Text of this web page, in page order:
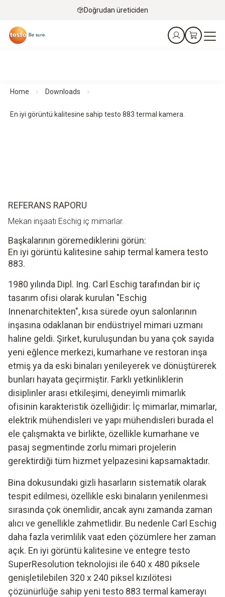
Doğrudan üreticiden
Home Downloads
En iyi görüntü kalitesine sahip testo 883 termal kamera.
REFERANS RAPORU
Mekan inşaatı Eschig iç mimarlar.
Başkalarının göremediklerini görün:
En iyi görüntü kalitesine sahip termal kamera testo
883.
1980 yılında Dipl. Ing. Carl Eschig tarafından bir iç
tasarım ofisi olarak kurulan "Eschig
Innenarchitekten", kısa sürede oyun salonlarının
inşasına odaklanan bir endüstriyel mimari uzmanı
haline geldi. Şirket, kuruluşundan bu yana çok sayıda
yeni eğlence merkezi, kumarhane ve restoran inşa
etmiş ya da eski binaları yenileyerek ve dönüştürerek
bunları hayata geçirmiştir. Farklı yetkinliklerin
disiplinler arası etkileşimi, deneyimli mimarlık
ofisinin karakteristik özelliğidir: İç mimarlar, mimarlar,
elektrik mühendisleri ve yapı mühendisleri burada el
ele çalışmakta ve birlikte, özellikle kumarhane ve
pasaj segmentinde zorlu mimari projelerin
gerektirdiği tüm hizmet yelpazesini kapsamaktadır.
Bina dokusundaki gizli hasarların sistematik olarak
tespit edilmesi, özellikle eski binaların yenilenmesi
sırasında çok önemlidir, ancak aynı zamanda zaman
alıcı ve genellikle zahmetlidir. Bu nedenle Carl Eschig
daha fazla verimlilik vaat eden çözümlere her zaman
açık. En iyi görüntü kalitesine ve entegre testo
SuperResolution teknolojisi ile 640 x 480 piksele
genişletilebilen 320 x 240 piksel kızılötesi
çözünürlüğe sahip yeni testo 883 termal kamerayı